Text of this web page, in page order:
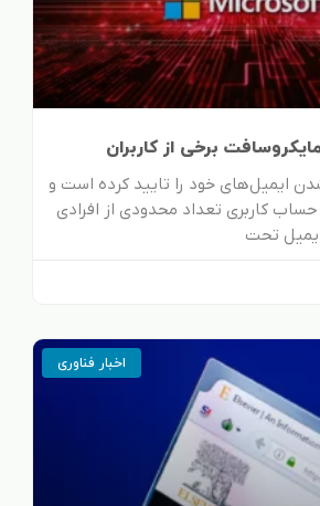
برخی از کاربران
ایمیل‌های خود را تایید کرده است و
کاربری تعداد محدودی از افرادی
تحت
اخبار فناوری